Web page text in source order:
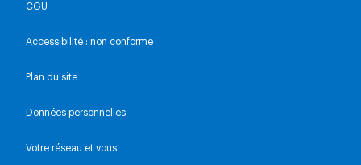
CGU
Accessibilité : non conforme
Plan du site
Données personnelles
Votre réseau et vous